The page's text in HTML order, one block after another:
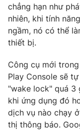
Thị trường
Tư vấn
Lịch phát sóng
Chuyên mục khác
Emagazine
Photo
Video
chẳng hạn như
nhiên, khi tính
ngầm, nó có thể
thiết bị.
Công cụ mới
Play Console sẽ
"wake lock" quá
khi ứng dụng đó
dịch vụ nào chạy
thị thông báo.